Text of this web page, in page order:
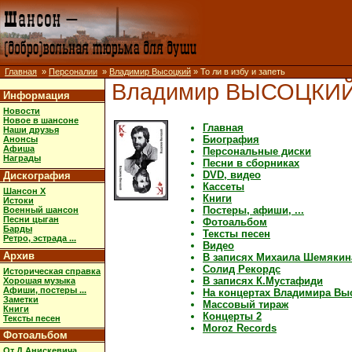
Главная » Персоналии » Владимир Высоцкий » То ли в избу и запеть
Информация
Новости
Новое в шансоне
Наши друзья
Анонсы
Афиша
Награды
Дискография
Шансон X
Истоки
Военный шансон
Песни цыган
Барды
Ретро, эстрада ...
Архив
Историческая справка
Хорошая музыка
Афиши, постеры ...
Заметки
Книги
Тексты песен
Фотоальбом
Владимир
Главная
Биография
Персональные диски
Песни в сборниках
DVD, видео
Кассеты
Книги
Постеры, афиши, ...
Фотоальбом
Тексты песен
Видео
В записях Михаила
Солид Рекордс
В записях К.Мустафиди
На концертах Владимира
Массовый тираж
Концерты 2
Moroz Records